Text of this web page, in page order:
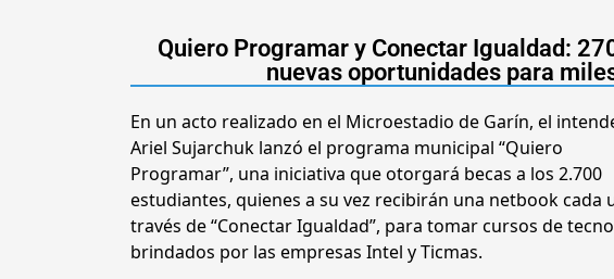
Quiero Programar y Conectar Igualdad:
nuevas oportunidades para
En un acto realizado en el Microestadio de Garín, el
Ariel Sujarchuk lanzó el programa municipal “Quiero
Programar”, una iniciativa que otorgará becas a los 2.700
estudiantes, quienes a su vez recibirán una netbook cada
través de “Conectar Igualdad”, para tomar cursos de
brindados por las empresas Intel y Ticmas.